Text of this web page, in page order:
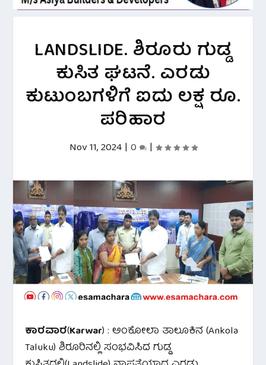
LANDSLIDE. ಶಿರೂರು ಗುಡ್ಡ
ಕುಸಿತ ಘಟನೆ. ಎರಡು
ಕುಟುಂಬಗಳಿಗೆ ಐದು ಲಕ್ಷ ರೂ.
ಪರಿಹಾರ
Nov 11, 2024| 0 |
ಕಾರವಾರ(Karwar) : ಅಂಕೋಲಾ ತಾಲೂಕಿನ (Ankola
Taluku) ಶಿರೂರಿನಲ್ಲಿ ಸಂಭವಿಸಿದ ಗುಡ್ಡ